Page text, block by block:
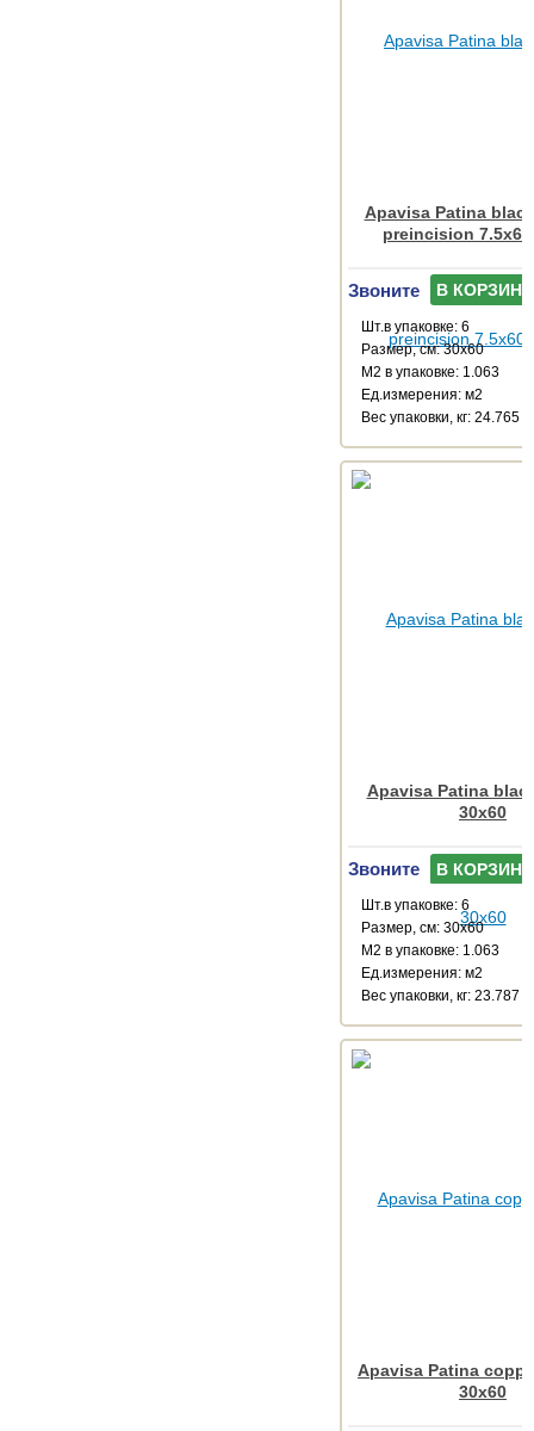
Apavisa Patina
preincision 7.5x60
Звоните В КОРЗИНУ
Шт.в упаковке: 6
Размер, см: 30x60
М2 в упаковке: 1.063
Ед.измерения: м2
Веc упаковки, кг: 24.765
Apavisa Patina
30x60
Звоните В КОРЗИНУ
Шт.в упаковке: 6
Размер, см: 30x60
М2 в упаковке: 1.063
Ед.измерения: м2
Веc упаковки, кг: 23.787
Apavisa Patina
30x60